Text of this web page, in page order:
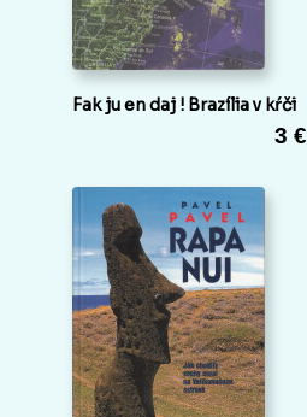
Fak ju en daj ! Brazília v kŕči
3 €